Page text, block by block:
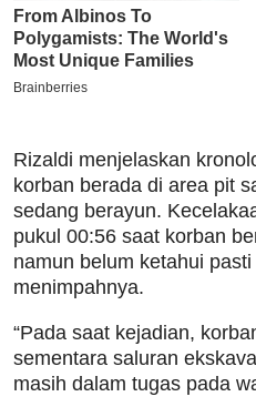
Rizaldi menjelaskan
korban berada di area pit
sedang berayun.
pukul 00:56 saat korban
namun belum ketahui
menimpahnya.
“Pada saat kejadian,
sementara saluran
masih dalam tugas pada